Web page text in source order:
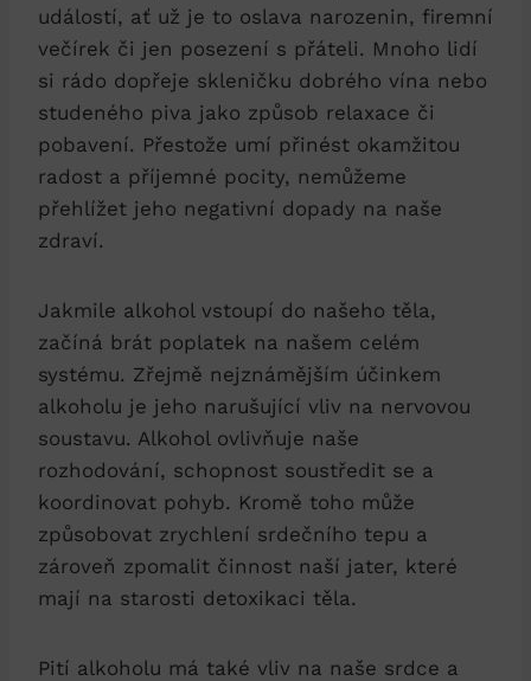
událostí, ať už je to oslava narozenin, firemní
večírek či jen posezení s přáteli. Mnoho lidí
si rádo dopřeje skleničku dobrého vína nebo
studeného piva jako způsob relaxace či
pobavení. Přestože umí přinést okamžitou
radost a příjemné pocity, nemůžeme
přehlížet jeho negativní dopady na naše
zdraví.
Jakmile alkohol vstoupí do našeho těla,
začíná brát poplatek na našem celém
systému. Zřejmě nejznámějším účinkem
alkoholu je jeho narušující vliv na nervovou
soustavu. Alkohol ovlivňuje naše
rozhodování, schopnost soustředit se a
koordinovat pohyb. Kromě toho může
způsobovat zrychlení srdečního tepu a
zároveň zpomalit činnost naší jater, které
mají na starosti detoxikaci těla.
Pití alkoholu má také vliv na naše srdce a